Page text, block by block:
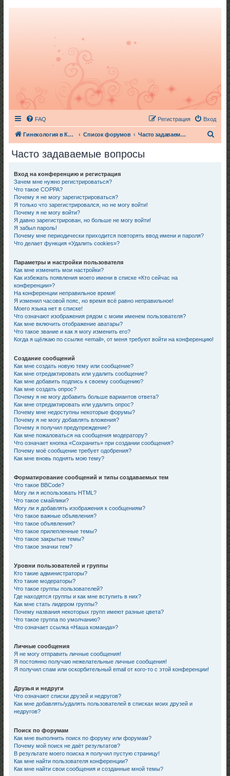
FAQ Вход
Регистрация
Гинекология в Киеве Список форумов Часто задаваемые вопросы
Часто задаваемые вопросы
Вход на конференцию и регистрация
Зачем мне нужно регистрироваться?
Что такое COPPA?
Почему я не могу зарегистрироваться?
Я только что зарегистрировался, но не могу войти!
Почему я не могу войти?
Я давно зарегистрирован, но больше не могу войти!
Я забыл пароль!
Почему мне периодически приходится повторять ввод имени и пароля?
Что делает функция «Удалить cookies»?
Параметры и настройки пользователя
Как мне изменить мои настройки?
Как избежать появления моего имени в списке «Кто сейчас на
конференции»?
На конференции неправильное время!
Я изменил часовой пояс, но время всё равно неправильное!
Моего языка нет в списке!
Что означают изображения рядом с моим именем пользователя?
Как мне включить отображение аватары?
Что такое звание и как я могу изменить его?
Когда я щёлкаю по ссылке «email», от меня требуют войти на конференцию!
Создание сообщений
Как мне создать новую тему или сообщение?
Как мне отредактировать или удалить сообщение?
Как мне добавить подпись к своему сообщению?
Как мне создать опрос?
Почему я не могу добавить больше вариантов ответа?
Как мне отредактировать или удалить опрос?
Почему мне недоступны некоторые форумы?
Почему я не могу добавлять вложения?
Почему я получил предупреждение?
Как мне пожаловаться на сообщения модератору?
Что означает кнопка «Сохранить» при создании сообщения?
Почему моё сообщение требует одобрения?
Как мне вновь поднять мою тему?
Форматирование сообщений и типы создаваемых тем
Что такое BBCode?
Могу ли я использовать HTML?
Что такое смайлики?
Могу ли я добавлять изображения к сообщениям?
Что такое важные объявления?
Что такое объявления?
Что такое прилепленные темы?
Что такое закрытые темы?
Что такое значки тем?
Уровни пользователей и группы
Кто такие администраторы?
Кто такие модераторы?
Что такое группы пользователей?
Где находятся группы и как мне вступить в них?
Как мне стать лидером группы?
Почему названия некоторых групп имеют разные цвета?
Что такое группа по умолчанию?
Что означает ссылка «Наша команда»?
Личные сообщения
Я не могу отправить личные сообщения!
Я постоянно получаю нежелательные личные сообщения!
Я получил спам или оскорбительный email от кого-то с этой конференции!
Друзья и недруги
Что означают списки друзей и недругов?
Как мне добавлять/удалять пользователей в списках моих друзей и
недругов?
Поиск по форумам
Как мне выполнить поиск по форуму или форумам?
Почему мой поиск не даёт результатов?
В результате моего поиска я получил пустую страницу!
Как мне найти пользователя конференции?
Как мне найти свои сообщения и созданные мной темы?